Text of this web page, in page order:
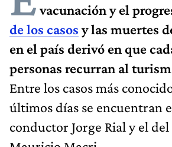
vacunación y el
de los casosy las muertes
en el país derivó en que
personas recurran al
Entre los casos más
últimos días se encuentran
conductor Jorge Rial y el